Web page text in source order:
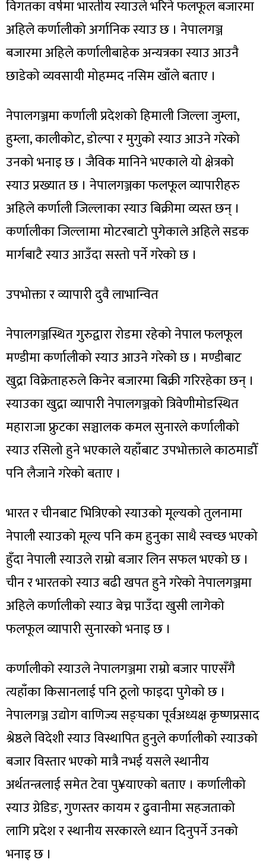
विगतका वर्षमा भारतीय स्याउले भरिने फलफूल बजारमा
अहिले कर्णालीको अर्गानिक स्याउ छ । नेपालगञ्ज
बजारमा अहिले कर्णालीबाहेक अन्यत्रका स्याउ आउनै
छाडेको व्यवसायी मोहम्मद नसिम खाँले बताए ।
नेपालगञ्जमा कर्णाली प्रदेशको हिमाली जिल्ला जुम्ला,
हुम्ला, कालीकोट, डोल्पा र मुगुको स्याउ आउने गरेको
उनको भनाइ छ । जैविक मानिने भएकाले यो क्षेत्रको
स्याउ प्रख्यात छ । नेपालगञ्जका फलफूल व्यापारीहरु
अहिले कर्णाली जिल्लाका स्याउ बिक्रीमा व्यस्त छन् ।
कर्णालीका जिल्लामा मोटरबाटो पुगेकाले अहिले सडक
मार्गबाटै स्याउ आउँदा सस्तो पर्ने गरेको छ ।
उपभोक्ता र व्यापारी दुवै लाभान्वित
नेपालगञ्जस्थित गुरुद्वारा रोडमा रहेको नेपाल फलफूल
मण्डीमा कर्णालीको स्याउ आउने गरेको छ । मण्डीबाट
खुद्रा विक्रेताहरुले किनेर बजारमा बिक्री गरिरहेका छन् ।
स्याउका खुद्रा व्यापारी नेपालगञ्जको त्रिवेणीमोडस्थित
महाराजा फ्रुटका सञ्चालक कमल सुनारले कर्णालीको
स्याउ रसिलो हुने भएकाले यहाँबाट उपभोक्ताले काठमाडौँ
पनि लैजाने गरेको बताए ।
भारत र चीनबाट भित्रिएको स्याउको मूल्यको तुलनामा
नेपाली स्याउको मूल्य पनि कम हुनुका साथै स्वच्छ भएको
हुँदा नेपाली स्याउले राम्रो बजार लिन सफल भएको छ ।
चीन र भारतको स्याउ बढी खपत हुने गरेको नेपालगञ्जमा
अहिले कर्णालीको स्याउ बेच्न पाउँदा खुसी लागेको
फलफूल व्यापारी सुनारको भनाइ छ ।
कर्णालीको स्याउले नेपालगञ्जमा राम्रो बजार पाएसँगै
त्यहाँका किसानलाई पनि ठूलो फाइदा पुगेको छ ।
नेपालगञ्ज उद्योग वाणिज्य सङ्घका पूर्वअध्यक्ष कृष्णप्रसाद
श्रेष्ठले विदेशी स्याउ विस्थापित हुनुले कर्णालीको स्याउको
बजार विस्तार भएको मात्रै नभई यसले स्थानीय
अर्थतन्त्रलाई समेत टेवा पु¥याएको बताए । कर्णालीको
स्याउ ग्रेडिङ, गुणस्तर कायम र ढुवानीमा सहजताको
लागि प्रदेश र स्थानीय सरकारले ध्यान दिनुपर्ने उनको
भनाइ छ ।